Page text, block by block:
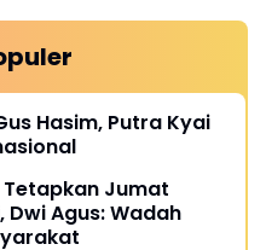
Hasim, Putra Kyai
Tetapkan Jumat
Dwi Agus: Wadah